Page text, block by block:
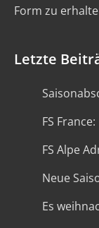
Form zu
Letzte
FS
FS Alpe
Neue
Es